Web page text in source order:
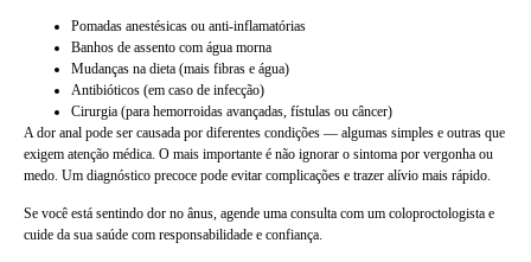
Pomadas anestésicas ou anti-inflamatórias
Banhos de assento com água morna
Mudanças na dieta (mais fibras e água)
Antibióticos (em caso de infecção)
Cirurgia (para hemorroidas avançadas, fístulas ou câncer)
A dor anal pode ser causada por diferentes condições — algumas simples e outras que
exigem atenção médica. O mais importante é não ignorar o sintoma por vergonha ou
medo. Um diagnóstico precoce pode evitar complicações e trazer alívio mais rápido.
Se você está sentindo dor no ânus, agende uma consulta com um coloproctologista e
cuide da sua saúde com responsabilidade e confiança.